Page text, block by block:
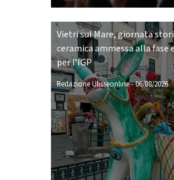
Vietri sul Mare, giornata
ceramica ammessa alla fase
per l’IGP
Redazione Ulisseonline-06/08/2026